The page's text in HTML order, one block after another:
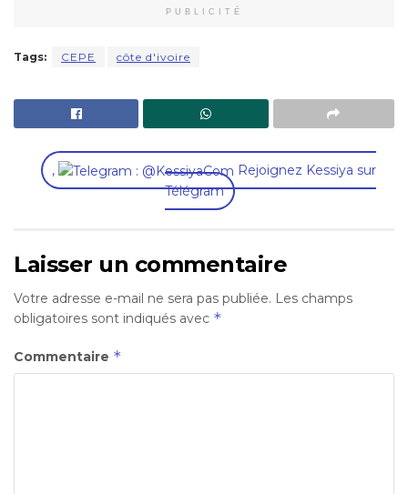
PUBLICITÉ
Tags: CEPE côte d'ivoire
,
Rejoignez Kessiya sur
Télégram
Laisser un commentaire
Votre adresse e-mail ne sera pas publiée. Les champs
obligatoires sont indiqués avec *
Commentaire *